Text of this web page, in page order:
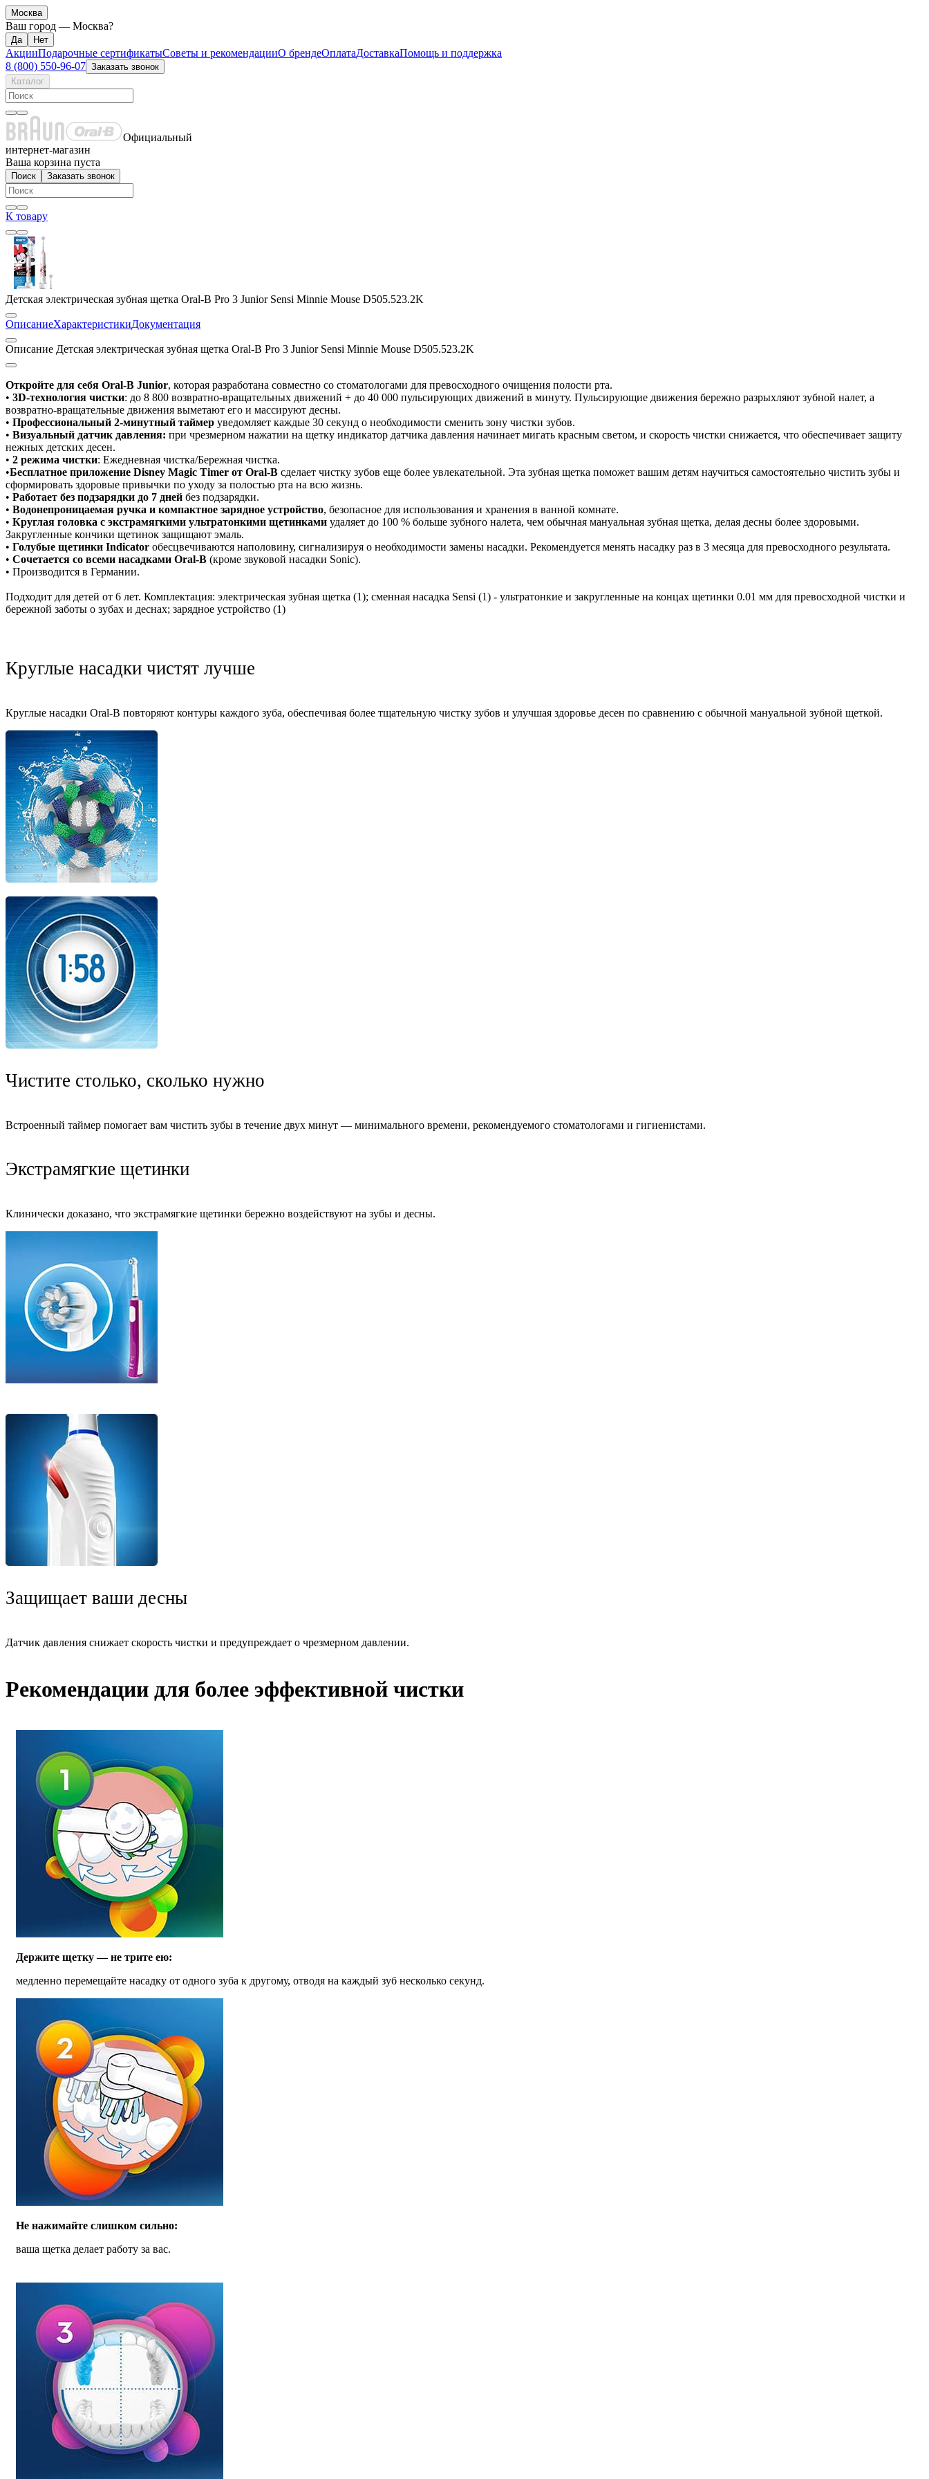
Москва
Ваш город — Москва?
АкцииПодарочные сертификатыСоветы и рекомендацииО брендеОплатаДоставкаПомощь и поддержка
8 (800) 550-96-07 Заказать звонок
Каталог
Официальный
интернет-магазин
Ваша корзина пуста
Поиск Заказать звонок
К товару
Детская электрическая зубная щетка Oral-B Pro 3 Junior Sensi Minnie Mouse D505.523.2K
ОписаниеХарактеристикиДокументация
Описание Детская электрическая зубная щетка Oral-B Pro 3 Junior Sensi Minnie Mouse D505.523.2K
Откройте для себя Oral-B Junior, которая разработана совместно со стоматологами для превосходного очищения полости рта.
• 3D-технология чистки: до 8 800 возвратно-вращательных движений + до 40 000 пульсирующих движений в минуту. Пульсирующие движения бережно разрыхляют зубной налет, а
возвратно-вращательные движения выметают его и массируют десны.
• Профессиональный 2-минутный таймер уведомляет каждые 30 секунд о необходимости сменить зону чистки зубов.
• Визуальный датчик давления: при чрезмерном нажатии на щетку индикатор датчика давления начинает мигать красным светом, и скорость чистки снижается, что обеспечивает защиту
нежных детских десен.
• 2 режима чистки: Ежедневная чистка/Бережная чистка.
•Бесплатное приложение Disney Magic Timer от Oral-B сделает чистку зубов еще более увлекательной. Эта зубная щетка поможет вашим детям научиться самостоятельно чистить зубы и
сформировать здоровые привычки по уходу за полостью рта на всю жизнь.
• Работает без подзарядки до 7 дней без подзарядки.
• Водонепроницаемая ручка и компактное зарядное устройство, безопасное для использования и хранения в ванной комнате.
• Круглая головка с экстрамягкими ультратонкими щетинками удаляет до 100 % больше зубного налета, чем обычная мануальная зубная щетка, делая десны более здоровыми.
Закругленные кончики щетинок защищают эмаль.
• Голубые щетинки Indicator обесцвечиваются наполовину, сигнализируя о необходимости замены насадки. Рекомендуется менять насадку раз в 3 месяца для превосходного результата.
• Сочетается со всеми насадками Oral-B (кроме звуковой насадки Sonic).
• Производится в Германии.
Подходит для детей от 6 лет. Комплектация: электрическая зубная щетка (1); сменная насадка Sensi (1) - ультратонкие и закругленные на концах щетинки 0.01 мм для превосходной чистки и
бережной заботы о зубах и деснах; зарядное устройство (1)
Круглые насадки чистят лучше
Круглые насадки Oral-B повторяют контуры каждого зуба, обеспечивая более тщательную чистку зубов и улучшая здоровье десен по сравнению с обычной мануальной зубной щеткой.
Чистите столько, сколько нужно
Встроенный таймер помогает вам чистить зубы в течение двух минут — минимального времени, рекомендуемого стоматологами и гигиенистами.
Экстрамягкие щетинки
Клинически доказано, что экстрамягкие щетинки бережно воздействуют на зубы и десны.
Защищает ваши десны
Датчик давления снижает скорость чистки и предупреждает о чрезмерном давлении.
Рекомендации для более эффективной чистки
Держите щетку — не трите ею:
медленно перемещайте насадку от одного зуба к другому, отводя на каждый зуб несколько секунд.
Не нажимайте слишком сильно:
ваша щетка делает работу за вас.